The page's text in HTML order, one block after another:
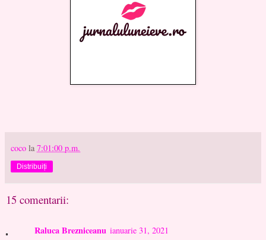
coco la 7:01:00 p.m.
Distribuiți
15 comentarii:
Raluca Brezniceanu ianuarie 31, 2021